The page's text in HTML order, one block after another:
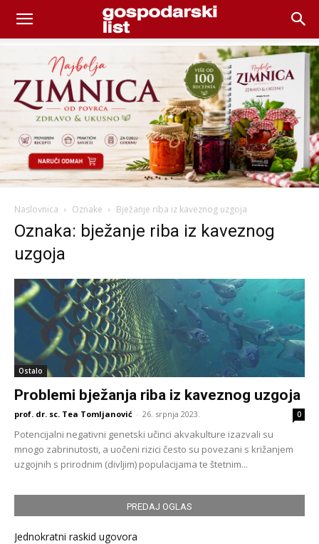
Naslovnica Oznake Bježanje riba iz kaveznog uzgoja
Oznaka: bježanje riba iz kaveznog
uzgoja
Ostalo
Problemi bježanja riba iz kaveznog uzgoja
prof. dr. sc. Tea Tomljanović - 26. srpnja 2023. 0
Potencijalni negativni genetski učinci akvakulture izazvali su
mnogo zabrinutosti, a uočeni rizici često su povezani s križanjem
uzgojnih s prirodnim (divljim) populacijama te štetnim...
PREDAJ OGLAS
Jednokratni raskid ugovora